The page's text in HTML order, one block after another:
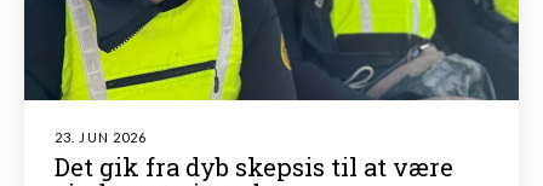
23. JUN 2026
Det gik fra dyb skepsis til at være